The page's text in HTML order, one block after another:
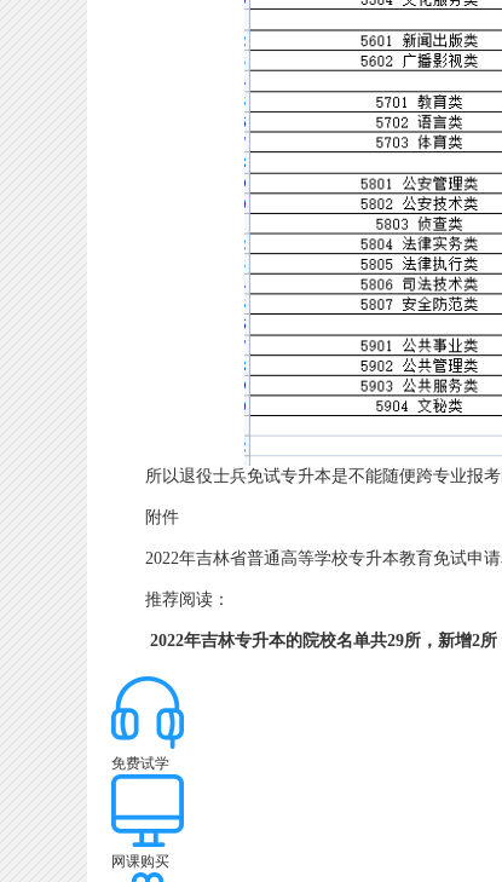
所以退役士兵免试专升本是不能随便跨专业报考
附件
2022年吉林省普通高等学校专升本教育免试申
推荐阅读：
2022年吉林专升本的院校名单共29所，新增2所
免费试学
网课购买